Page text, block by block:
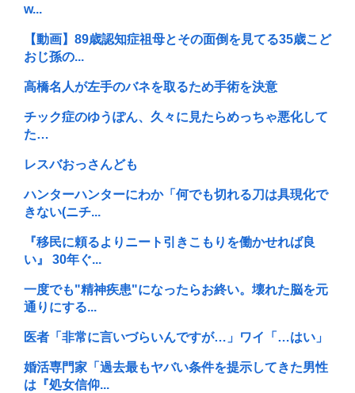
w...
【動画】89歳認知症祖母とその面倒を見てる35歳こど
おじ孫の...
高橋名人が左手のバネを取るため手術を決意
チック症のゆうぽん、久々に見たらめっちゃ悪化して
た…
レスバおっさんども
ハンターハンターにわか「何でも切れる刀は具現化で
きない(ニチ...
『移民に頼るよりニート引きこもりを働かせれば良
い』 30年ぐ...
一度でも"精神疾患"になったらお終い。壊れた脳を元
通りにする...
医者「非常に言いづらいんですが…」ワイ「…はい」
婚活専門家「過去最もヤバい条件を提示してきた男性
は『処女信仰...